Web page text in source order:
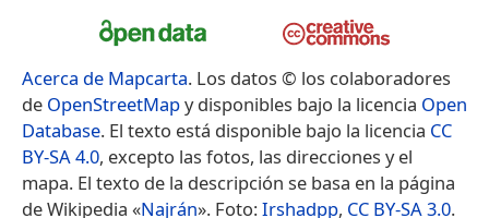
Acerca de Mapcarta. Los datos © los colaboradores
de OpenStreetMapy disponibles bajo la licencia Open
Database. El texto está disponible bajo la licencia CC
BY-SA 4.0, excepto las fotos, las direcciones y el
mapa. El texto de la descripción se basa en la página
de Wikipedia «Najrán». Foto:Irshadpp, CC BY-SA 3.0.